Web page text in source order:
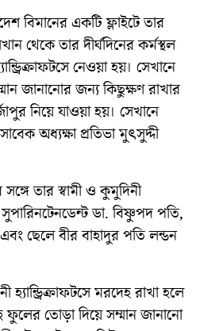
বিমানের একটি ফ্লাইটে তার
থেকে তার দীর্ঘদিনের কর্মস্থল
নেওয়া হয়। সেখানে
জানানোর জন্য কিছুক্ষণ রাখার
নিয়ে যাওয়া হয়। সেখানে
অধ্যক্ষা প্রতিভা মুৎসুদ্দী
তার স্বামী ও কুমুদিনী
ডা. বিষ্ণুপদ পতি,
ছেলে বীর বাহাদুর পতি লন্ডন
মরদেহ রাখা হলে
ফুলের তোড়া দিয়ে সম্মান জানানো